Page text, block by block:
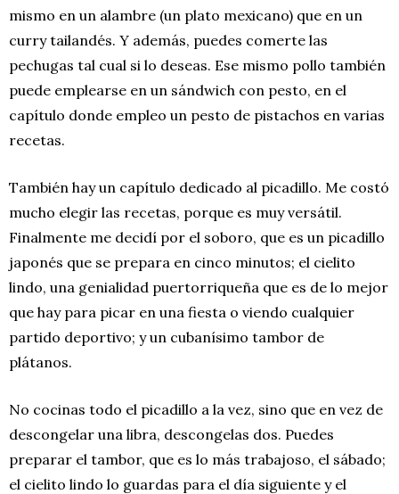
mismo en un alambre (un plato mexicano) que en un
curry tailandés. Y además, puedes comerte las
pechugas tal cual si lo deseas. Ese mismo pollo también
puede emplearse en un sándwich con pesto, en el
capítulo donde empleo un pesto de pistachos en varias
recetas.
También hay un capítulo dedicado al picadillo. Me costó
mucho elegir las recetas, porque es muy versátil.
Finalmente me decidí por el soboro, que es un picadillo
japonés que se prepara en cinco minutos; el cielito
lindo, una genialidad puertorriqueña que es de lo mejor
que hay para picar en una fiesta o viendo cualquier
partido deportivo; y un cubanísimo tambor de
plátanos.
No cocinas todo el picadillo a la vez, sino que en vez de
descongelar una libra, descongelas dos. Puedes
preparar el tambor, que es lo más trabajoso, el sábado;
el cielito lindo lo guardas para el día siguiente y el